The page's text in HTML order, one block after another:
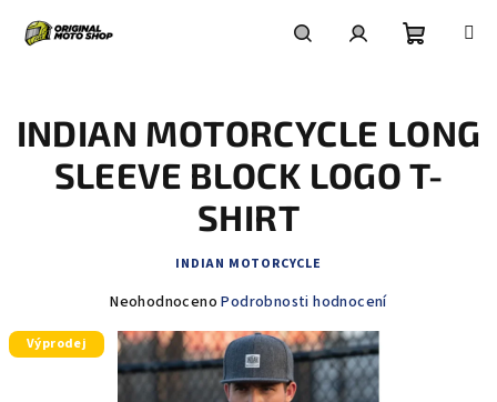
košík
INDIAN MOTORCYCLE LONG
SLEEVE BLOCK LOGO T-
SHIRT
INDIAN MOTORCYCLE
Průměrné
produktu
je
0,0
Neohodnoceno Podrobnosti hodnocení
Výprodej